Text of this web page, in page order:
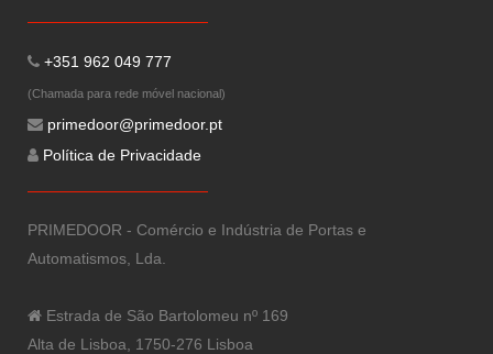
+351 962 049 777
(Chamada para rede móvel nacional)
primedoor@primedoor.pt
Política de Privacidade
PRIMEDOOR - Comércio e Indústria de Portas e
Automatismos, Lda.
Estrada de São Bartolomeu nº 169
Alta de Lisboa, 1750-276 Lisboa